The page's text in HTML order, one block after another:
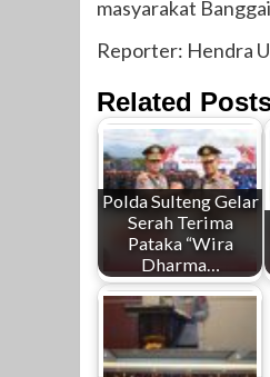
masyarakat
Reporter: Hendra
Related
Polda Sulteng Gelar
Serah Terima
Pataka “Wira
Dharma…